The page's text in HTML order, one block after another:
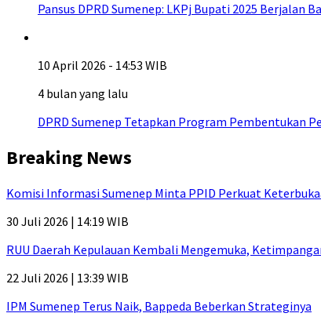
Pansus DPRD Sumenep: LKPj Bupati 2025 Berjalan
10 April 2026 - 14:53 WIB
4 bulan yang lalu
DPRD Sumenep Tetapkan Program Pembentukan
Breaking News
Komisi Informasi Sumenep Minta PPID Perkuat
30 Juli 2026 | 14:19 WIB
RUU Daerah Kepulauan Kembali Mengemuka,
22 Juli 2026 | 13:39 WIB
IPM Sumenep Terus Naik, Bappeda Beberkan Strateginya